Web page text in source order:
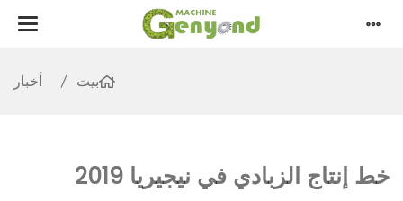
بيت أخبار
خط إنتاج الزبادي في نيجيريا 2019